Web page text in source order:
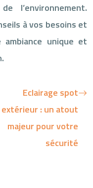
l’environnement.
à vos besoins et
unique et
Eclairage spot
extérieur : un atout
majeur pour votre
sécurité